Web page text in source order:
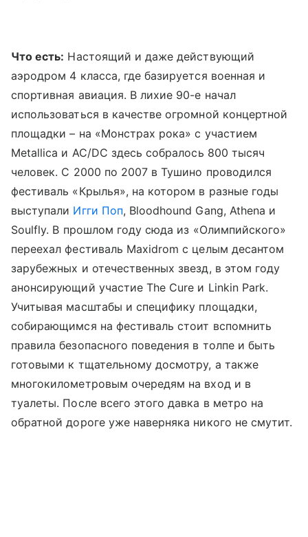
Что есть: Настоящий и даже действующий
аэродром 4 класса, где базируется военная и
спортивная авиация. В лихие 90-е начал
использоваться в качестве огромной концертной
площадки – на «Монстрах рока» с участием
Metallica и AC/DC здесь собралось 800 тысяч
человек. С 2000 по 2007 в Тушино проводился
фестиваль «Крылья», на котором в разные годы
выступали Игги Поп, Bloodhound Gang, Athena и
Soulfly. В прошлом году сюда из «Олимпийского»
переехал фестиваль Maxidrom с целым десантом
зарубежных и отечественных звезд, в этом году
анонсирующий участие The Cure и Linkin Park.
Учитывая масштабы и специфику площадки,
собирающимся на фестиваль стоит вспомнить
правила безопасного поведения в толпе и быть
готовыми к тщательному досмотру, а также
многокилометровым очередям на вход и в
туалеты. После всего этого давка в метро на
обратной дороге уже наверняка никого не смутит.